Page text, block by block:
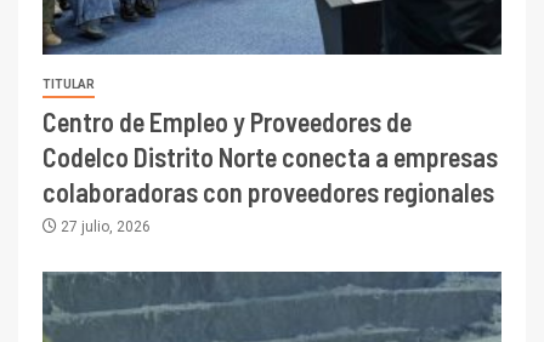
TITULAR
Centro de Empleo y Proveedores de
Codelco Distrito Norte conecta a empresas
colaboradoras con proveedores regionales
27 julio, 2026